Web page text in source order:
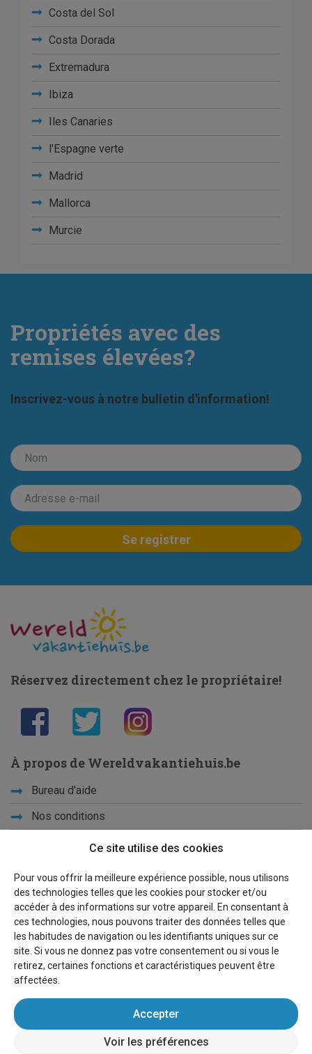
Costa del Sol
Costa Dorada
Extremadura
Ibiza
Iles Canaries
l'Espagne verte
Madrid
Mallorca
Murcie
Propriétés avec des
remises élevées?
Inscrivez-vous à notre bulletin d'information!
Ce site utilise des cookies
Pour vous offrir la meilleure expérience possible, nous utilisons
des technologies telles que les cookies pour stocker et/ou
accéder à des informations sur votre appareil. En consentant à
ces technologies, nous pouvons traiter des données telles que
les habitudes de navigation ou les identifiants uniques sur ce
site. Si vous ne donnez pas votre consentement ou si vous le
retirez, certaines fonctions et caractéristiques peuvent être
affectées.
Accepter
Voir les préférences
Réservez directement chez le propriétaire!
À propos de Wereldvakantiehuis.be
Bureau d'aide
Nos conditions
Vacances d'école
Qui sommes-nous ?
Privacy
Liens
Plan du site